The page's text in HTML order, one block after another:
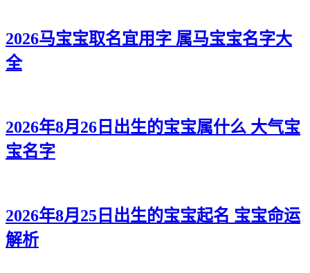
2026马宝宝取名宜用字 属马宝宝名字大
全
2026年8月26日出生的宝宝属什么 大气宝
宝名字
2026年8月25日出生的宝宝起名 宝宝命运
解析